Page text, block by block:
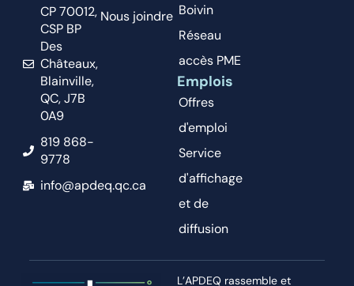
CP 70012,
CSP BP
Des
Châteaux,
Blainville,
QC, J7B
0A9
819 868-
9778
info@apdeq.qc.ca
Nous joindre Boivin
Réseau
accès PME
Emplois
Offres
d'emploi
Service
d'affichage
et de
diffusion
L’APDEQ rassemble et